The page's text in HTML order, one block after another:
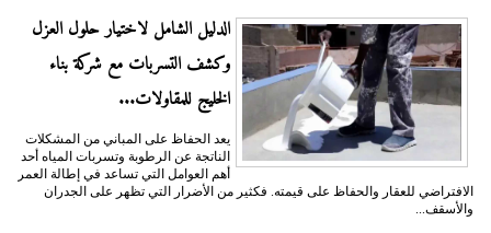
الدليل الشامل لاختيار حلول العزل
وكشف التسربات مع شركة بناء
الخليج للمقاولات...
يعد الحفاظ على المباني من المشكلات
الناتجة عن الرطوبة وتسربات المياه أحد
أهم العوامل التي تساعد في إطالة العمر
الافتراضي للعقار والحفاظ على قيمته. فكثير من الأضرار التي تظهر على الجدران
والأسقف...